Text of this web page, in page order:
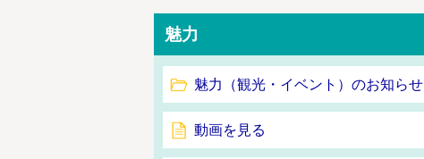
魅力
魅力（観光・イベント）のお知らせ
動画を見る